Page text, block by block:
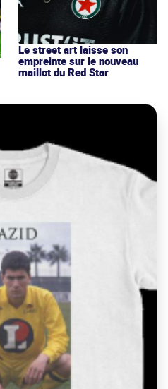
Le street art laisse son
empreinte sur le nouveau
maillot du Red Star